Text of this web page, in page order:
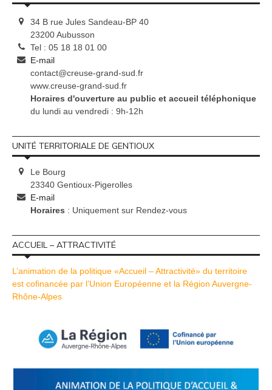
34 B rue Jules Sandeau-BP 40
23200 Aubusson
Tel : 05 18 18 01 00
E-mail
contact@creuse-grand-sud.fr
www.creuse-grand-sud.fr
Horaires d'ouverture au public et accueil téléphonique
du lundi au vendredi : 9h-12h
UNITÉ TERRITORIALE DE GENTIOUX
Le Bourg
23340 Gentioux-Pigerolles
E-mail
Horaires : Uniquement sur Rendez-vous
ACCUEIL – ATTRACTIVITÉ
L’animation de la politique «Accueil – Attractivité» du territoire
est cofinancée par l’Union Européenne et la Région Auvergne-
Rhône-Alpes